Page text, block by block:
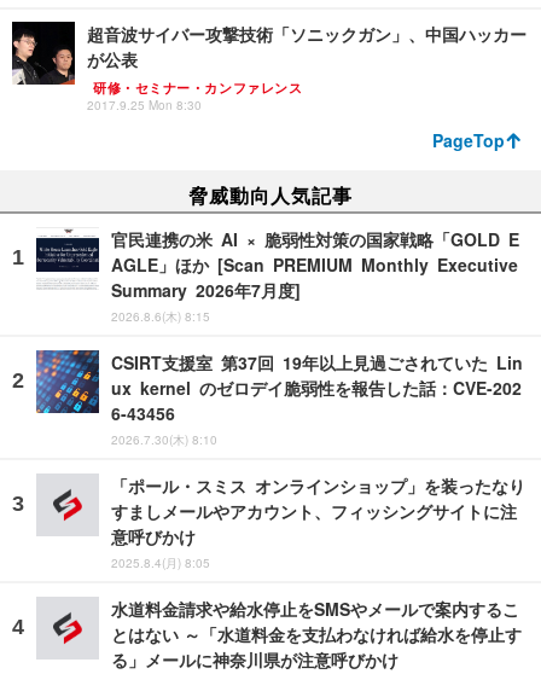
超音波サイバー攻撃技術「ソニックガン」、中国ハッカー
が公表
研修・セミナー・カンファレンス
2017.9.25 Mon 8:30
PageTop
脅威動向人気記事
官民連携の米 AI × 脆弱性対策の国家戦略「GOLD E
AGLE」ほか [Scan PREMIUM Monthly Executive
Summary 2026年7月度]
2026.8.6(木) 8:15
CSIRT支援室 第37回 19年以上見過ごされていた Lin
ux kernel のゼロデイ脆弱性を報告した話：CVE-202
6-43456
2026.7.30(木) 8:10
「ポール・スミス オンラインショップ」を装ったなり
すましメールやアカウント、フィッシングサイトに注
意呼びかけ
2025.8.4(月) 8:05
水道料金請求や給水停止をSMSやメールで案内するこ
とはない ～「水道料金を支払わなければ給水を停止す
る」メールに神奈川県が注意呼びかけ